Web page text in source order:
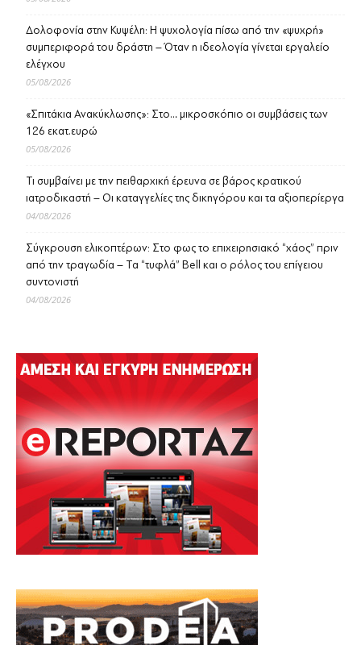
Δολοφονία στην Κυψέλη: Η ψυχολογία πίσω από την «ψυχρή»
συμπεριφορά του δράστη – Όταν η ιδεολογία γίνεται εργαλείο
ελέγχου
05/08/2026
«Σπιτάκια Ανακύκλωσης»: Στο… μικροσκόπιο οι συμβάσεις των
126 εκατ.ευρώ
05/08/2026
Τι συμβαίνει με την πειθαρχική έρευνα σε βάρος κρατικού
ιατροδικαστή – Οι καταγγελίες της δικηγόρου και τα αξιοπερίεργα
04/08/2026
Σύγκρουση ελικοπτέρων: Στο φως το επιχειρησιακό “χάος” πριν
από την τραγωδία – Τα “τυφλά” Bell και ο ρόλος του επίγειου
συντονιστή
04/08/2026